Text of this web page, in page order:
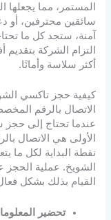
المستمر، مما
آمنة، ستجد كل ما
التزام الشركة
أكثر سلاسة وأمانًا.
كيفية حجز تاكسي
الاتصال بالرقم
عندما تحتاج إلى حجز
نقطة البداية لكل ما
الشويخ. عملية الحجز
القيام بذلك بشكل
تحضير